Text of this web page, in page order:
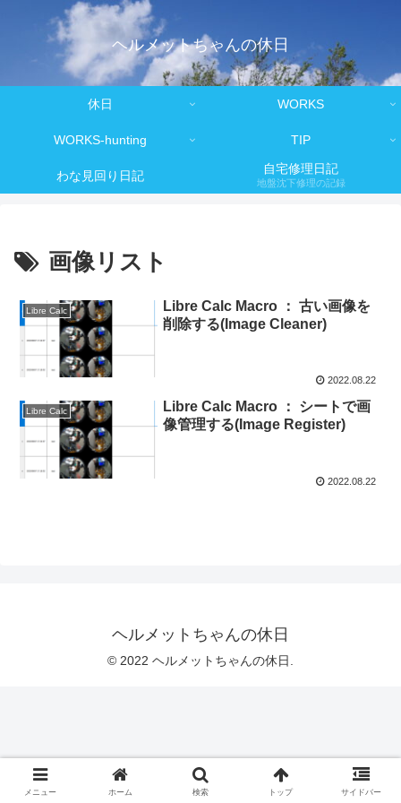
ヘルメットちゃんの休日
休日 WORKS
WORKS-hunting TIP
わな見回り日記 自宅修理日記
地盤沈下修理の記録
画像リスト
Libre Calc
Libre Calc Macro ： 古い画像を
削除する(Image Cleaner)
2022.08.22
Libre Calc
Libre Calc Macro ： シートで画
像管理する(Image Register)
2022.08.22
ヘルメットちゃんの休日
© 2022 ヘルメットちゃんの休日.
メニュー ホーム 検索 トップ サイドバー